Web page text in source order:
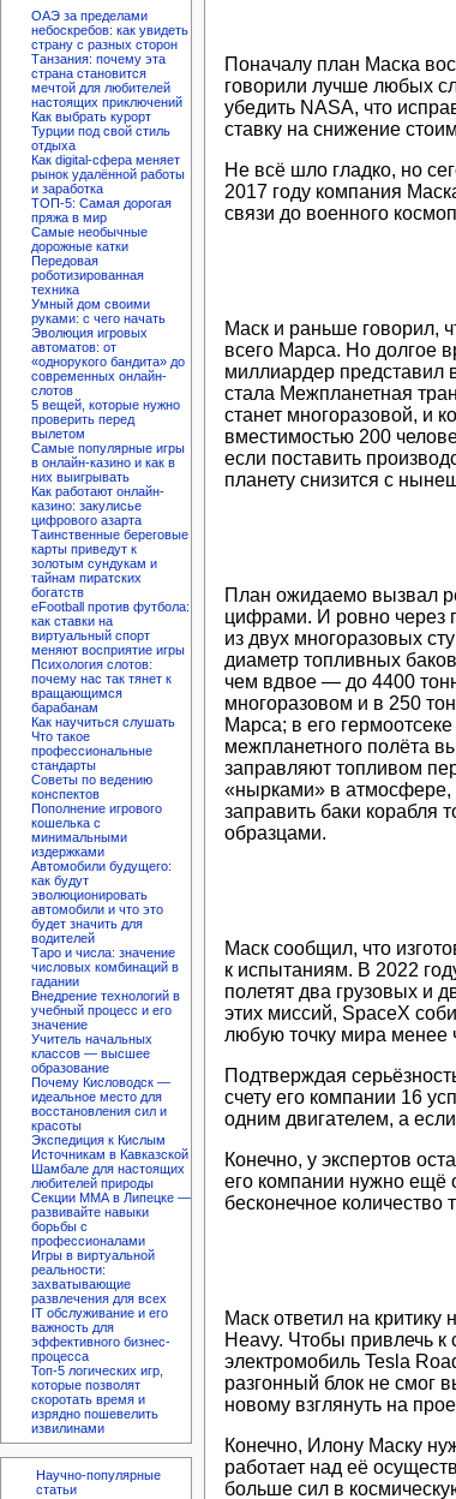
ОАЭ за пределами
небоскребов: как увидеть
страну с разных сторон
Танзания: почему эта
страна становится
мечтой для любителей
настоящих приключений
Как выбрать курорт
Турции под свой стиль
отдыха
Как digital-сфера меняет
рынок удалённой работы
и заработка
ТОП-5: Самая дорогая
пряжа в мир
Самые необычные
дорожные катки
Передовая
роботизированная
техника
Умный дом своими
руками: с чего начать
Эволюция игровых
автоматов: от
«однорукого бандита» до
современных онлайн-
слотов
5 вещей, которые нужно
проверить перед
вылетом
Самые популярные игры
в онлайн-казино и как в
них выигрывать
Как работают онлайн-
казино: закулисье
цифрового азарта
Таинственные береговые
карты приведут к
золотым сундукам и
тайнам пиратских
богатств
eFootball против футбола:
как ставки на
виртуальный спорт
меняют восприятие игры
Психология слотов:
почему нас так тянет к
вращающимся
барабанам
Как научиться слушать
Что такое
профессиональные
стандарты
Советы по ведению
конспектов
Пополнение игрового
кошелька с
минимальными
издержками
Автомобили будущего:
как будут
эволюционировать
автомобили и что это
будет значить для
водителей
Таро и числа: значение
числовых комбинаций в
гадании
Внедрение технологий в
учебный процесс и его
значение
Учитель начальных
классов — высшее
образование
Почему Кисловодск —
идеальное место для
восстановления сил и
красоты
Экспедиция к Кислым
Источникам в Кавказской
Шамбале для настоящих
любителей природы
Секции ММА в Липецке —
развивайте навыки
борьбы с
профессионалами
Игры в виртуальной
реальности:
захватывающие
развлечения для всех
IT обслуживание и его
важность для
эффективного бизнес-
процесса
Топ-5 логических игр,
которые позволят
скоротать время и
изрядно пошевелить
извилинами
Научно-популярные
статьи
Поначалу план Маска
говорили лучше любых
убедить NASA, что
ставку на снижение
Не всё шло гладко, но
2017 году компания
связи до военного
Маск и раньше говорил,
всего Марса. Но долгое
миллиардер представил
стала Межпланетная
станет многоразовой, и
вместимостью 200
если поставить
планету снизится с
План ожидаемо вызвал
цифрами. И ровно через
из двух многоразовых
диаметр топливных
чем вдвое — до 4400
многоразовом и в 250
Марса; в его
межпланетного полёта
заправляют топливом
«нырками» в атмосфере,
заправить баки корабля
образцами.
Маск сообщил, что
к испытаниям. В 2022
полетят два грузовых и
этих миссий, SpaceX
любую точку мира менее
Подтверждая
счету его компании 16
одним двигателем, а
Конечно, у экспертов
его компании нужно ещё
бесконечное количество
Маск ответил на
Heavy. Чтобы привлечь
электромобиль Tesla
разгонный блок не смог
новому взглянуть на
Конечно, Илону Маску
работает над её
больше сил в